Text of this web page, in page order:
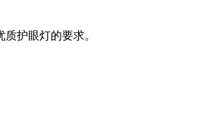
护眼灯的要求。